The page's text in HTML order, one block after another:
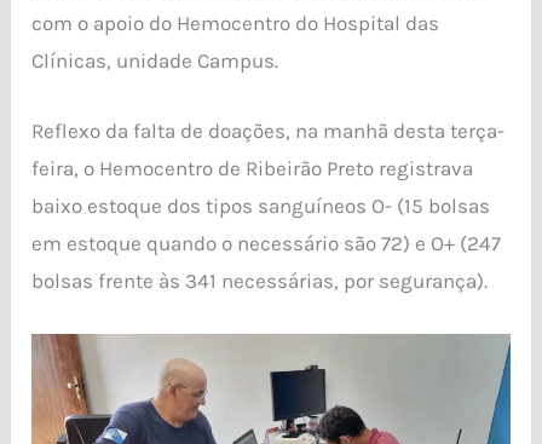
com o apoio do Hemocentro do Hospital das
Clínicas, unidade Campus.
Reflexo da falta de doações, na manhã desta terça-
feira, o Hemocentro de Ribeirão Preto registrava
baixo estoque dos tipos sanguíneos O- (15 bolsas
em estoque quando o necessário são 72) e O+ (247
bolsas frente às 341 necessárias, por segurança).